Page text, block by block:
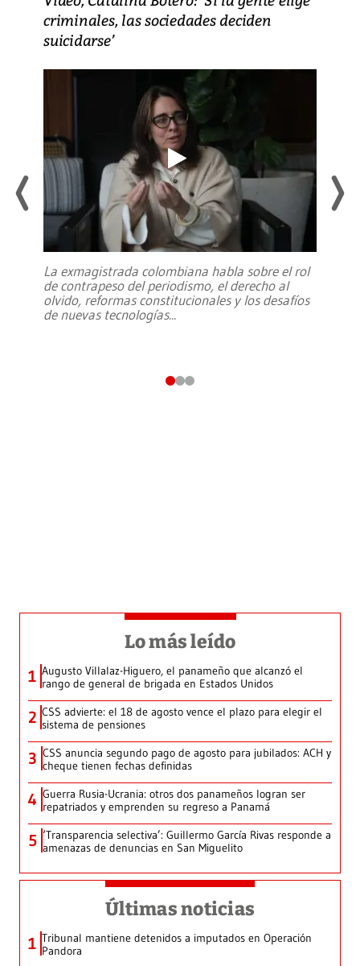
criminales, las sociedades deciden
suicidarse’
La exmagistrada colombiana habla sobre el rol
de contrapeso del periodismo, el derecho al
olvido, reformas constitucionales y los desafíos
de nuevas tecnologías...
Lo más leído
1 Augusto Villalaz-Higuero, el panameño que alcanzó el
rango de general de brigada en Estados Unidos
2 CSS advierte: el 18 de agosto vence el plazo para elegir el
sistema de pensiones
3 CSS anuncia segundo pago de agosto para jubilados: ACH y
cheque tienen fechas definidas
4 Guerra Rusia-Ucrania: otros dos panameños logran ser
repatriados y emprenden su regreso a Panamá
5 ‘Transparencia selectiva’: Guillermo García Rivas responde a
amenazas de denuncias en San Miguelito
Últimas noticias
1 Tribunal mantiene detenidos a imputados en Operación
Pandora